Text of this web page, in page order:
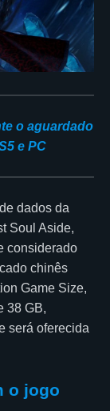
o aguardado
e PC
dados da
Soul Aside,
considerado
chinês
Game Size,
38 GB,
será oferecida
o jogo